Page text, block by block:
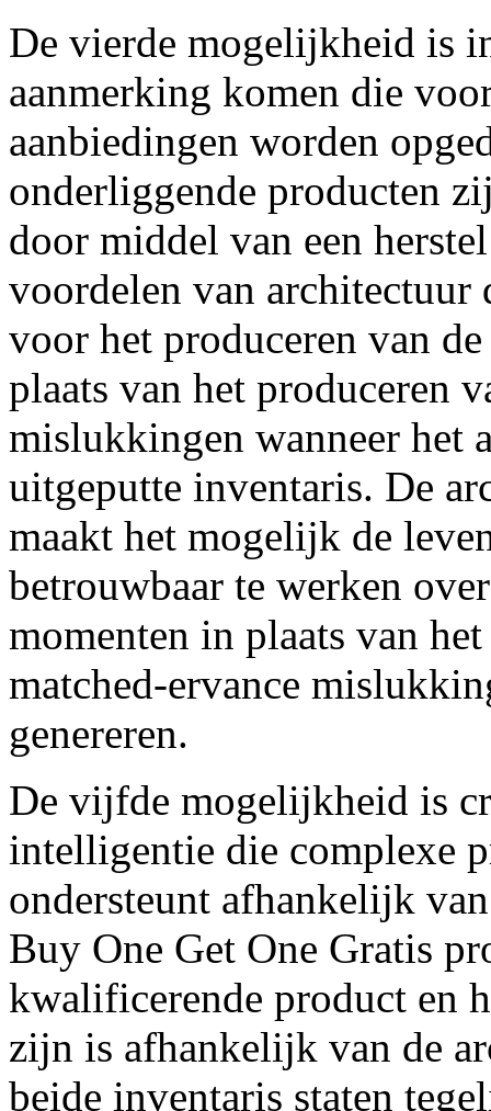
De vierde mogelijkheid is
aanmerking komen die
aanbiedingen worden
onderliggende producten
door middel van een
voordelen van architectuur
voor het produceren van
plaats van het produceren
mislukkingen wanneer het
uitgeputte inventaris. De
maakt het mogelijk de
betrouwbaar te werken
momenten in plaats van
matched-ervance
genereren.
De vijfde mogelijkheid is
intelligentie die complexe
ondersteunt afhankelijk
Buy One Get One Gratis
kwalificerende product en
zijn is afhankelijk van de
beide inventaris staten